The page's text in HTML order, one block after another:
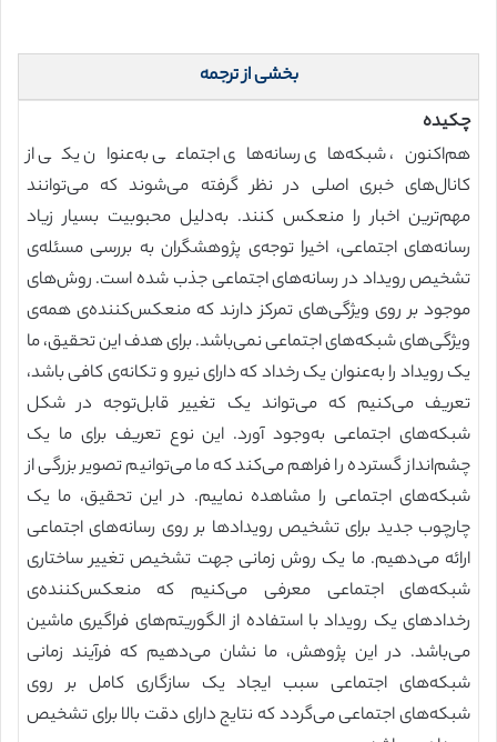
بخشی از ترجمه
چکیده
هم‌اکنون، شبکه‌های رسانه‌های اجتماعی به‌عنوان یکی از
کانال‌های خبری اصلی در نظر گرفته می‌شوند که می‌توانند
مهم‌ترین اخبار را منعکس کنند. به‌دلیل محبوبیت بسیار زیاد
رسانه‌های اجتماعی، اخیرا توجه‌ی پژوهشگران به بررسی مسئله‌ی
تشخیص رویداد در رسانه‌های اجتماعی جذب شده است. روش‌های
موجود بر روی ویژگی‌های تمرکز دارند که منعکس‌کننده‌ی همه‌ی
ویژگی‌های شبکه‌های اجتماعی نمی‌باشد. برای هدف این تحقیق، ما
یک رویداد را به‌عنوان یک رخداد که دارای نیرو و تکانه‌ی کافی باشد،
تعریف می‌کنیم که می‌تواند یک تغییر قابل‌توجه در شکل
شبکه‌های اجتماعی به‌وجود آورد. این نوع تعریف برای ما یک
چشم‌انداز گسترده را فراهم می‌کند که ما می‌توانیم تصویر بزرگی از
شبکه‌های اجتماعی را مشاهده نماییم. در این تحقیق، ما یک
چارچوب جدید برای تشخیص رویدادها بر روی رسانه‌های اجتماعی
ارائه می‌دهیم. ما یک روش زمانی جهت تشخیص تغییر ساختاری
شبکه‌های اجتماعی معرفی می‌کنیم که منعکس‌کننده‌ی
رخدادهای یک رویداد با استفاده از الگوریتم‌های فراگیری ماشین
می‌باشد. در این پژوهش، ما نشان می‌دهیم که فرآیند زمانی
شبکه‌های اجتماعی سبب ایجاد یک سازگاری کامل بر روی
شبکه‌های اجتماعی می‌گردد که نتایج دارای دقت بالا برای تشخیص